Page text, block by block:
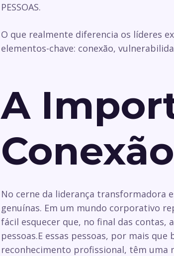
PESSOAS.
O que realmente diferencia os líderes
elementos-chave: conexão,
A
No cerne da liderança transformadora
genuínas. Em um mundo corporativo
fácil esquecer que, no final das contas,
pessoas.E essas pessoas, por mais
reconhecimento profissional, têm uma